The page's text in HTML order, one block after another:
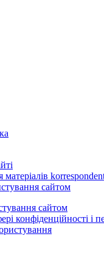
сайтом
сайтом
конфіденційності і